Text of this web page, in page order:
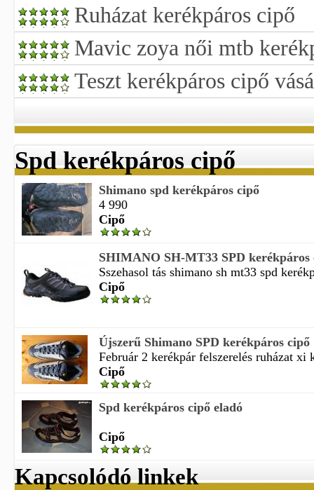
Ruházat kerékpáros cipő
Mavic zoya női mtb
Teszt kerékpáros cipő
Spd kerékpáros cipő
Shimano spd kerékpáros cipő
4 990
Cipő
SHIMANO SH-MT33 SPD kerékpáros
Sszehasol tás shimano sh mt33 spd
Cipő
Újszerű Shimano SPD kerékpáros cipő
Február 2 kerékpár felszerelés ruházat xi
Cipő
Spd kerékpáros cipő eladó
Cipő
Kapcsolódó linkek